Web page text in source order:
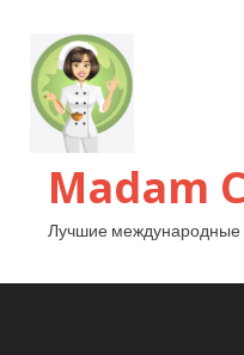
Madam
Лучшие международные